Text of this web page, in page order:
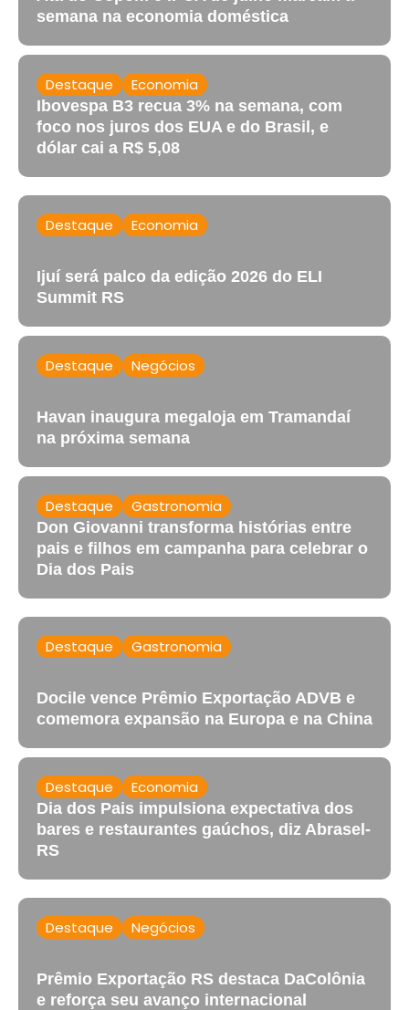
semana na economia doméstica
Destaque Economia
Ibovespa B3 recua 3% na semana, com
foco nos juros dos EUA e do Brasil, e
dólar cai a R$ 5,08
Destaque Economia
Ijuí será palco da edição 2026 do ELI
Summit RS
Destaque Negócios
Havan inaugura megaloja em Tramandaí
na próxima semana
Destaque Gastronomia
Don Giovanni transforma histórias entre
pais e filhos em campanha para celebrar o
Dia dos Pais
Destaque Gastronomia
Docile vence Prêmio Exportação ADVB e
comemora expansão na Europa e na China
Destaque Economia
Dia dos Pais impulsiona expectativa dos
bares e restaurantes gaúchos, diz Abrasel-
RS
Destaque Negócios
Prêmio Exportação RS destaca DaColônia
e reforça seu avanço internacional